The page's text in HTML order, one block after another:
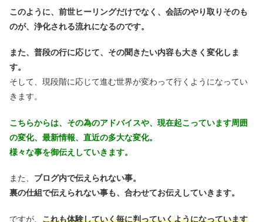
このように、前世ヒーリングだけでなく、会話のやり取りそのも
のが、浄化される流れになるのです。
また、普段の行に応じて、その聞きたい内容も大きく変化しま
す。
そして、現段階に応じて進む世界が変わって行くようになってい
きます。
こちらからは、その為のアドバイスや、現在起こっています周囲
の変化、最新情報、直近の多大な変化。
様々な事を御伝えしていきます。
また、 ブログ内で伝えられない事。
裏の仕組で伝えられない事も、合わせてお伝えしていきます。
ですが、 これも体験していく毎に判っていくようになっています